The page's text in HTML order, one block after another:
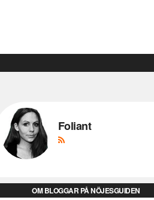
Foliant
OM BLOGGAR PÅ NÖJESGUIDEN